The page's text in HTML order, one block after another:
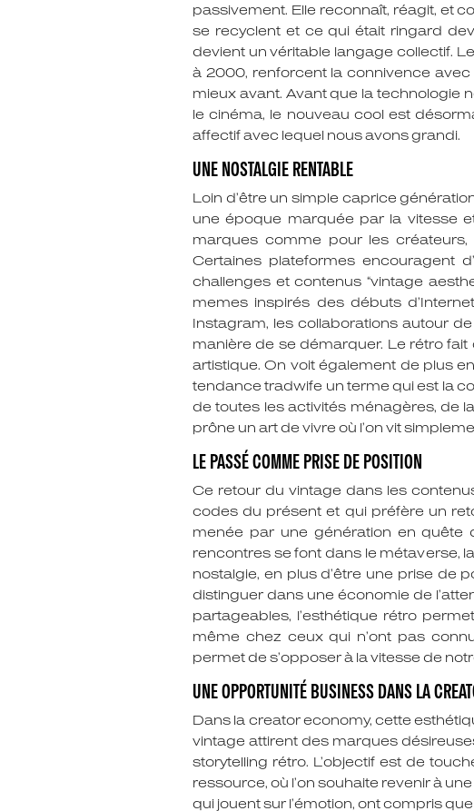
passivement. Elle reconnaît, réagit, et
se recyclent et ce qui était ringard
devient un véritable langage collectif.
à 2000, renforcent la connivence avec
mieux avant. Avant que la technologie
le cinéma, le nouveau cool est
affectif avec lequel nous avons grandi.
UNE NOSTALGIE RENTABLE
Loin d’être un simple caprice
une époque marquée par la vitesse
marques comme pour les créateurs,
Certaines plateformes encouragent
challenges et contenus “vintage
memes inspirés des débuts
Instagram, les collaborations autour
manière de se démarquer. Le rétro
artistique. On voit également de plus
tendance tradwife un terme qui est la
de toutes les activités ménagères, de
prône un art de vivre où l’on vit
LE PASSÉ COMME PRISE DE POSITION
Ce retour du vintage dans les
codes du présent et qui préfère un
menée par une génération en quête
rencontres se font dans le métaverse,
nostalgie, en plus d’être une prise de
distinguer dans une économie de
partageables, l’esthétique rétro
même chez ceux qui n’ont pas
permet de s’opposer à la vitesse de
UNE OPPORTUNITÉ BUSINESS DANS LA
Dans la creator economy, cette
vintage attirent des marques
storytelling rétro. L’objectif est de
ressource, où l’on souhaite revenir à
qui jouent sur l’émotion, ont compris